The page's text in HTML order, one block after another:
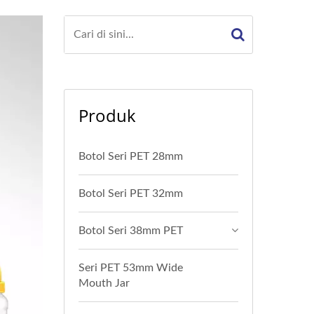
Produk
Botol Seri PET 28mm
Botol Seri PET 32mm
Botol Seri 38mm PET
Seri PET 53mm Wide
Mouth Jar